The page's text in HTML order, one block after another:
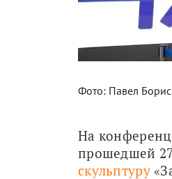
Фото: Павел
На
прошедшей
скульптуру